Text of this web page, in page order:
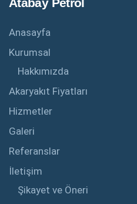
Anasayfa
Kurumsal
Hakkımızda
Akaryakıt Fiyatları
Hizmetler
Galeri
Referanslar
İletişim
Şikayet ve Öneri